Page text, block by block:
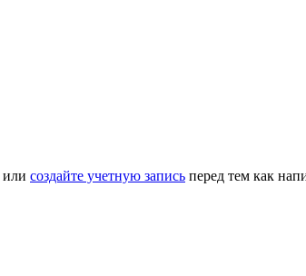
или создайте учетную запись перед тем как